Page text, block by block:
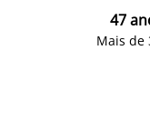
47
Mais de